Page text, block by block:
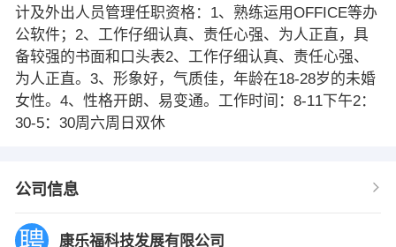
计及外出人员管理任职资格：1、熟练运用OFFICE等办
公软件；2、工作仔细认真、责任心强、为人正直，具
备较强的书面和口头表2、工作仔细认真、责任心强、
为人正直。3、形象好，气质佳，年龄在18-28岁的未婚
女性。4、性格开朗、易变通。工作时间：8-11下午2：
30-5：30周六周日双休
公司信息
康乐福科技发展有限公司